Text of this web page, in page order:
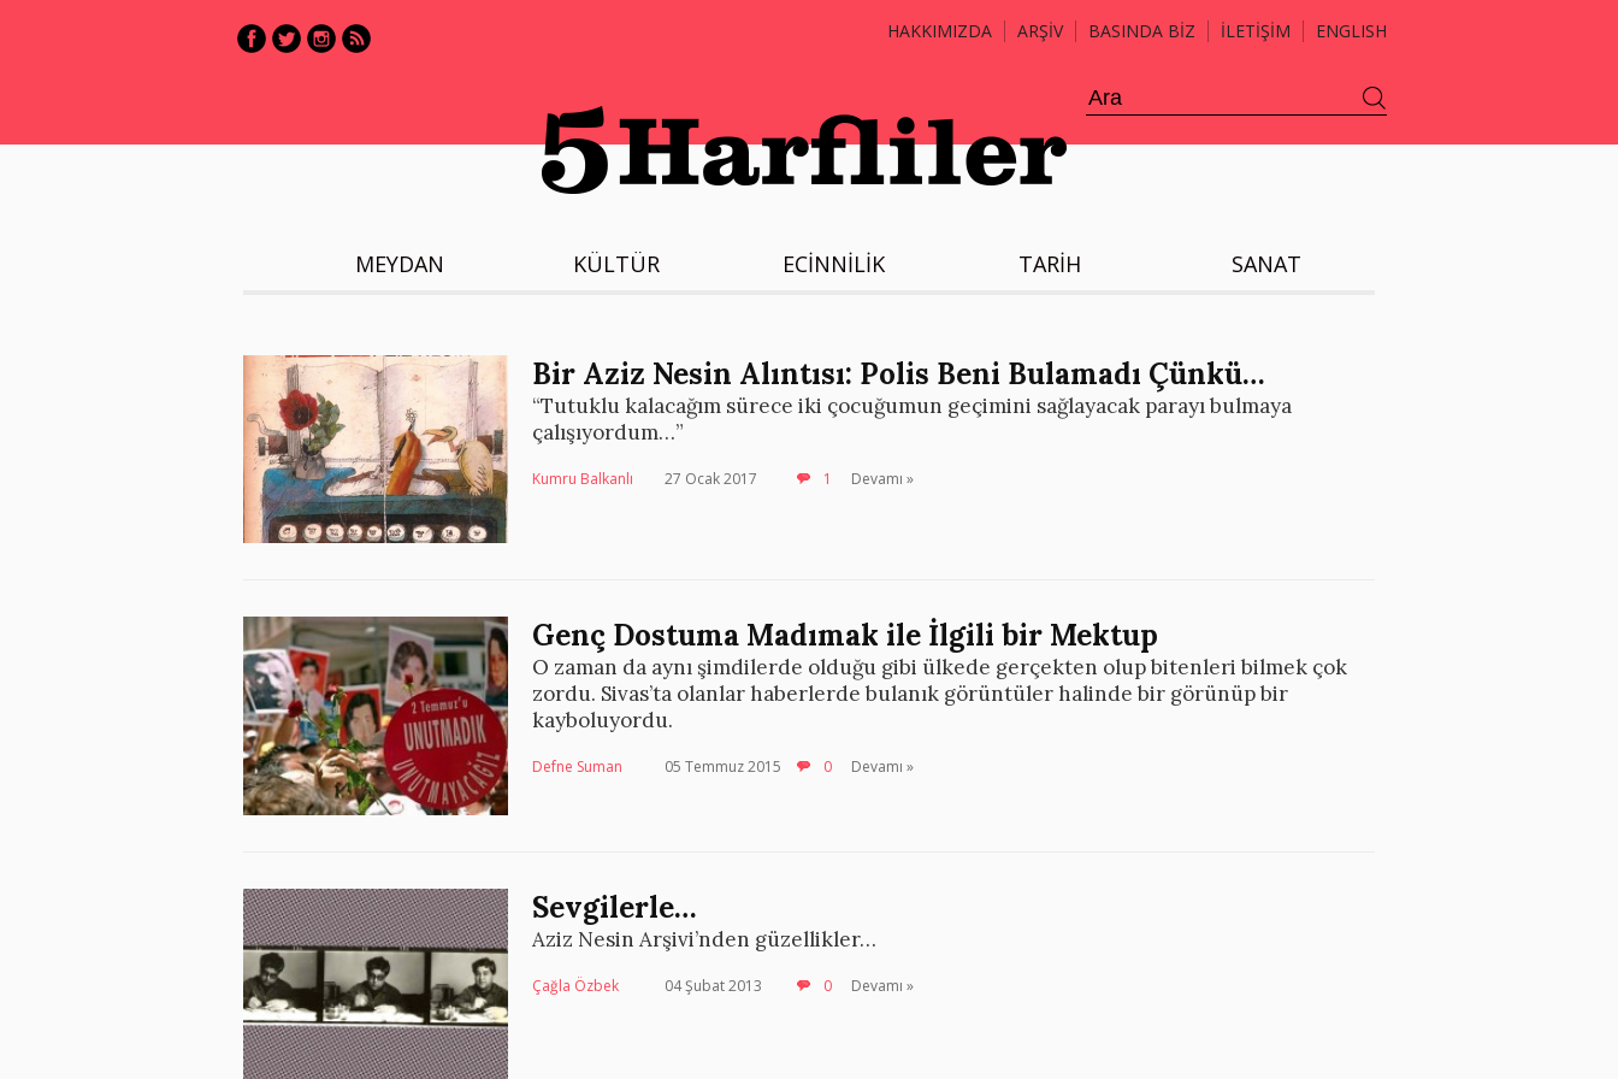
HAKKIMIZDA ARŞİV BASINDA BİZ İLETİŞİM ENGLISH
MEYDAN KÜLTÜR ECİNNİLİK TARİH SANAT
Bir Aziz Nesin Alıntısı: Polis Beni Bulamadı Çünkü…
“Tutuklu kalacağım sürece iki çocuğumun geçimini sağlayacak parayı bulmaya
çalışıyordum…”
Kumru Balkanlı 27 Ocak 2017 1 Devamı »
Genç Dostuma Madımak ile İlgili bir Mektup
O zaman da aynı şimdilerde olduğu gibi ülkede gerçekten olup bitenleri bilmek çok
zordu. Sivas’ta olanlar haberlerde bulanık görüntüler halinde bir görünüp bir
kayboluyordu.
Defne Suman 05 Temmuz 2015 0 Devamı »
Sevgilerle…
Aziz Nesin Arşivi’nden güzellikler…
Çağla Özbek 04 Şubat 2013 0 Devamı »